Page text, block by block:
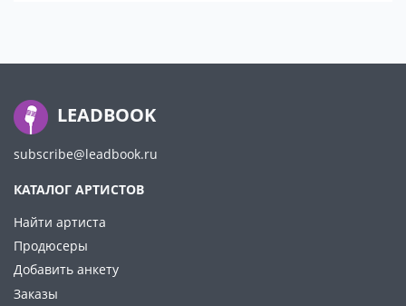
LEADBOOK
subscribe@leadbook.ru
КАТАЛОГ АРТИСТОВ
Найти артиста
Продюсеры
Добавить анкету
Заказы